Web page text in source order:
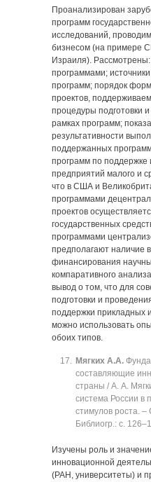
Проанализирован
программ
исследований,
бизнесом (на примере
Израиля).
программами;
программ; порядок
проектов,
процедуры подготовки
рамках программ;
результативности
поддержанных
программ по
предприятий малого и
что в США и
программами
проектов
государственных
программами
предполагают наличие
финансирования
компаративного
вывод о том, что для
подготовки и
поддержки прикладных
можно использовать
обоих типов.
Мягких А.А.
составляющие
страны / А. А.
система России в
стимулов роста.
Библиогр.: с.
Изучены роль и
инновационной
(РАН, университеты) и